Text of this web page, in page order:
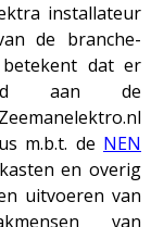
installateur
de branche-
dat er
aan de
m.b.t. de NEN
en overig
uitvoeren van
van